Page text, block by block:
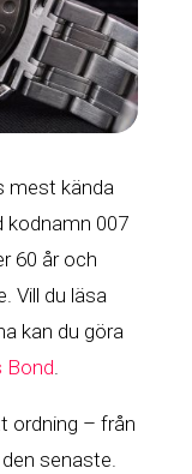
mest kända
kodnamn 007
60 år och
Vill du läsa
kan du göra
Bond.
ordning – från
senaste.